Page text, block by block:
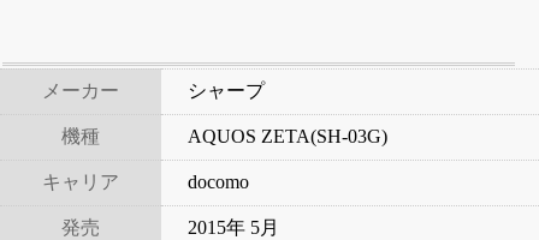
メーカー シャープ
機種 AQUOS ZETA(SH-03G)
キャリア docomo
発売 2015年 5月